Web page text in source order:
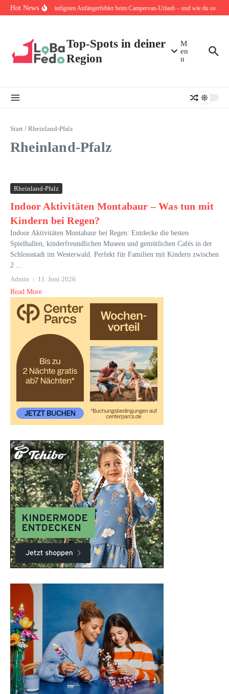
Zum Inhalt springen
Hot NewsDie 10 häufigsten Anfängerfehler beim Campervan-Urlaub – und wie du sie von
Top-Spots in deiner
Region
M
en
u
Start / Rheinland-Pfalz
Rheinland-Pfalz
Rheinland-Pfalz
Indoor Aktivitäten Montabaur – Was tun mit
Kindern bei Regen?
Indoor Aktivitäten Montabaur bei Regen: Entdecke die besten
Spielhallen, kinderfreundlichen Museen und gemütlichen Cafés in der
Schlossstadt im Westerwald. Perfekt für Familien mit Kindern zwischen
2 ...
Admin
11. Juni 2026
Read More